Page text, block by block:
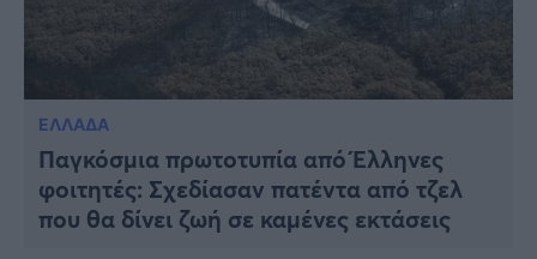
ΕΛΛΑΔΑ
Παγκόσμια πρωτοτυπία από Έλληνες
φοιτητές: Σχεδίασαν πατέντα από τζελ
που θα δίνει ζωή σε καμένες εκτάσεις